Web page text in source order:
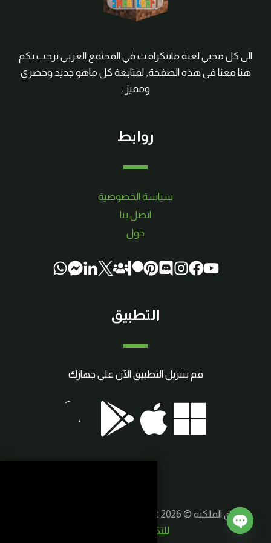
الى كل محبي لعبة ماينكرافت في المجتمع العربي نرحب بكم
هنا معنا في هذه الصفحة, لمتابعة كل ماهو جديد وحصري
ومميز .
روابط
سياسة الخصوصية
اتصل بنا
حول
التطبيق
قم بتنزيل التطبيق الآن على جهازك
حقوق الملكية © 2026 SmartCraft | صنع بواسطة
للتكنولوجيا الذكية